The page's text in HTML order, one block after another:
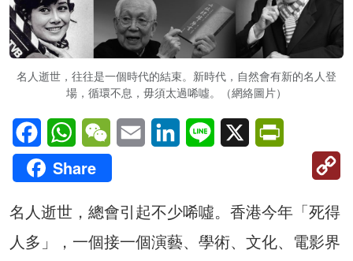
名人逝世，往往是一個時代的結束。新時代，自然會有新的名人登
場，循環不息，毋須太過唏噓。（網絡圖片）
FacebookWhatsAppWeChatEmail LinkedInLine X
Share
名人逝世，總會引起不少唏噓。香港今年「死得
人多」，一個接一個演藝、學術、文化、電影界